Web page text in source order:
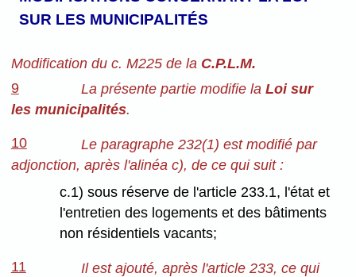
SUR LES MUNICIPALITÉS
Modification du c. M225 de la C.P.L.M.
9
La présente partie modifie la Loi sur
les municipalités.
10
Le paragraphe 232(1) est modifié par
adjonction, après l'alinéa c), de ce qui suit :
c.1) sous réserve de l'article 233.1, l'état et
l'entretien des logements et des bâtiments
non résidentiels vacants;
11
Il est ajouté, après l'article 233, ce qui